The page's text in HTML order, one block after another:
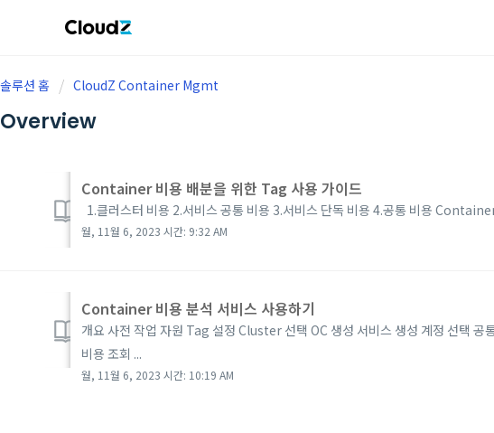
솔루션 홈 CloudZ Container Mgmt
Overview
Container 비용 배분을 위한 Tag 사용 가이드
1.클러스터 비용 2.서비스 공통 비용 3.서비스 단독 비용 4.공통 비용
월, 11월 6, 2023 시간: 9:32 AM
Container 비용 분석 서비스 사용하기
개요 사전 작업 자원 Tag 설정 Cluster 선택 OC 생성 서비스 생성 계정 선택 공
비용 조회 ...
월, 11월 6, 2023 시간: 10:19 AM